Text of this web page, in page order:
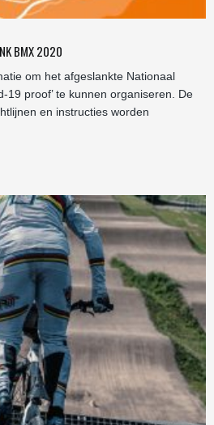
BMX 2020
om het afgeslankte Nationaal
19 proof’ te kunnen organiseren. De
en instructies worden